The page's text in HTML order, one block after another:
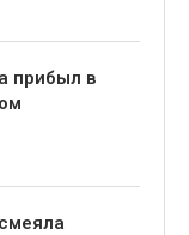
прибыл в